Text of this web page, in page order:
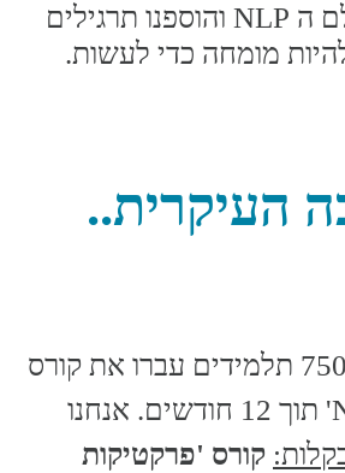
חשובים מעולם ה NLP והוספנו תרגילים
מומחה כדי לעשות.
העיקרית..
אחרי ש מעל 7500 תלמידים עברו את קורס
'פרקטיקות NLP' תוך 12 חודשים. אנחנו
קורס 'פרקטיקות